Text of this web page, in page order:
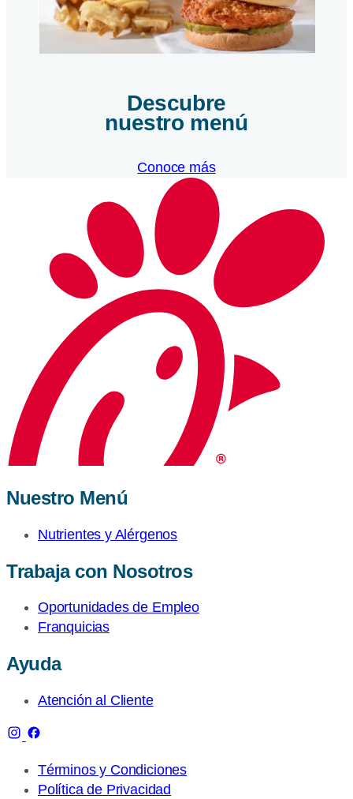
Descubre
nuestro menú
Conoce más
Nuestro Menú
Nutrientes y Alérgenos
Trabaja con Nosotros
Oportunidades de Empleo
Franquicias
Ayuda
Atención al Cliente
Términos y Condiciones
Política de Privacidad